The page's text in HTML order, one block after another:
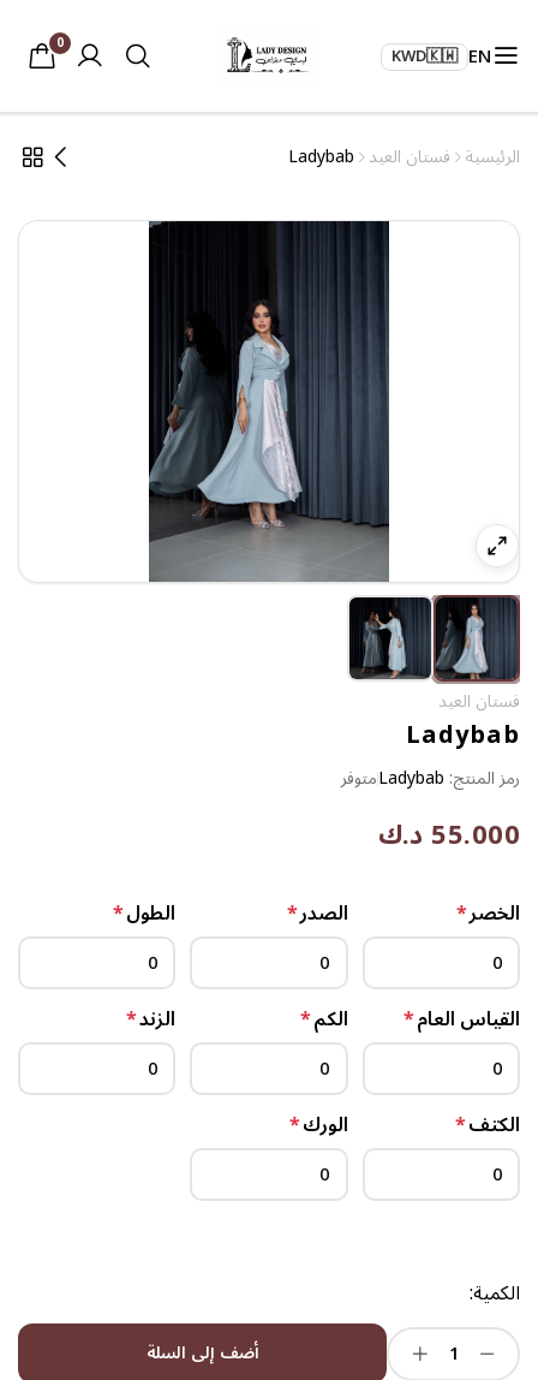
EN
🇰🇼
KWD
0
الرئيسية فستان العيد Ladybab
فستان العيد
Ladybab
رمز المنتج: Ladybabمتوفر
55.000 د.ك
الخصر* الصدر* الطول*
القياس العام* الكم* الزند*
الكتف* الورك*
الكمية:
أضف إلى السلة